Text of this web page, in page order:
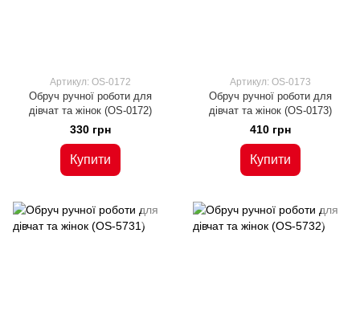
Артикул: OS-0172
Обруч ручної роботи для
дівчат та жінок (OS-0172)
330 грн
Купити
Артикул: OS-0173
Обруч ручної роботи для
дівчат та жінок (OS-0173)
410 грн
Купити